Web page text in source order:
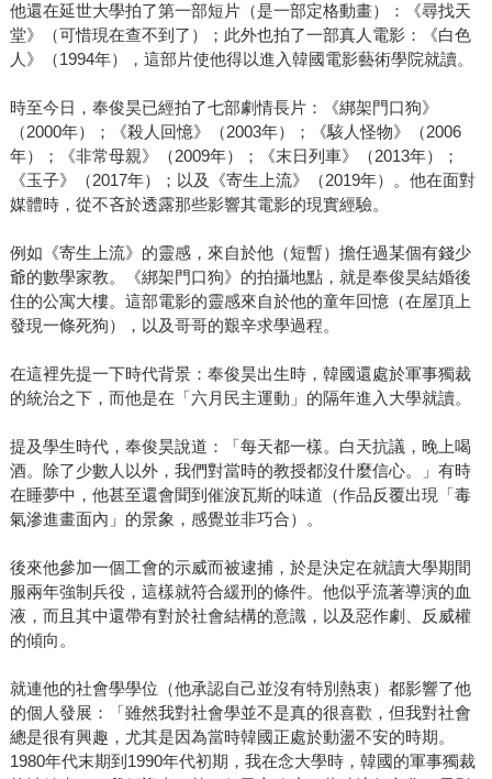
他還在延世大學拍了第一部短片（是一部定格動畫）：《尋找天
堂》（可惜現在查不到了）；此外也拍了一部真人電影：《白色
人》（1994年），這部片使他得以進入韓國電影藝術學院就讀。
時至今日，奉俊昊已經拍了七部劇情長片：《綁架門口狗》
（2000年）；《殺人回憶》（2003年）；《駭人怪物》（2006
年）；《非常母親》（2009年）；《末日列車》（2013年）；
《玉子》（2017年）；以及《寄生上流》（2019年）。他在面對
媒體時，從不吝於透露那些影響其電影的現實經驗。
例如《寄生上流》的靈感，來自於他（短暫）擔任過某個有錢少
爺的數學家教。《綁架門口狗》的拍攝地點，就是奉俊昊結婚後
住的公寓大樓。這部電影的靈感來自於他的童年回憶（在屋頂上
發現一條死狗），以及哥哥的艱辛求學過程。
在這裡先提一下時代背景：奉俊昊出生時，韓國還處於軍事獨裁
的統治之下，而他是在「六月民主運動」的隔年進入大學就讀。
提及學生時代，奉俊昊說道：「每天都一樣。白天抗議，晚上喝
酒。除了少數人以外，我們對當時的教授都沒什麼信心。」有時
在睡夢中，他甚至還會聞到催淚瓦斯的味道（作品反覆出現「毒
氣滲進畫面內」的景象，感覺並非巧合）。
後來他參加一個工會的示威而被逮捕，於是決定在就讀大學期間
服兩年強制兵役，這樣就符合緩刑的條件。他似乎流著導演的血
液，而且其中還帶有對於社會結構的意識，以及惡作劇、反威權
的傾向。
就連他的社會學學位（他承認自己並沒有特別熱衷）都影響了他
的個人發展：「雖然我對社會學並不是真的很喜歡，但我對社會
總是很有興趣，尤其是因為當時韓國正處於動盪不安的時期。
1980年代末期到1990年代初期，我在念大學時，韓國的軍事獨裁